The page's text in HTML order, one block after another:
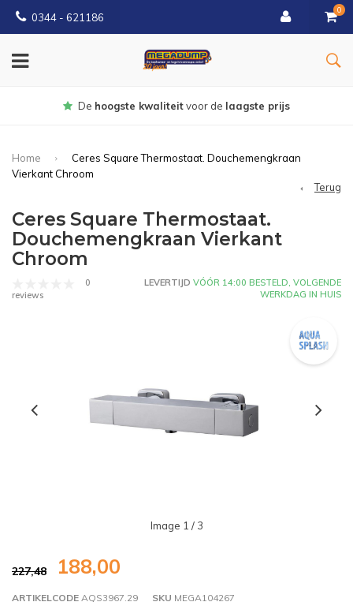
0344 - 621186
0
Gratisbezorgd vanaf € 150
Home
Ceres Square Thermostaat. Douchemengkraan
Vierkant Chroom
Terug
Ceres Square Thermostaat.
Douchemengkraan Vierkant
Chroom
0
reviews
LEVERTIJD VÓÓR 14:00 BESTELD, VOLGENDE
WERKDAG IN HUIS
Image 1 / 3
227,48 188,00
ARTIKELCODE AQS3967.29 SKU MEGA104267